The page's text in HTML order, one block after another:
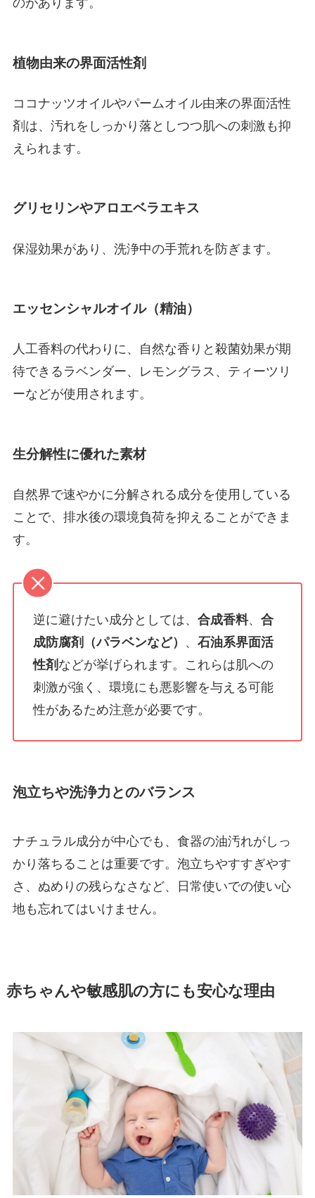
のがあります。
植物由来の界面活性剤
ココナッツオイルやパームオイル由来の界面活性
剤は、汚れをしっかり落としつつ肌への刺激も抑
えられます。
グリセリンやアロエベラエキス
保湿効果があり、洗浄中の手荒れを防ぎます。
エッセンシャルオイル（精油）
人工香料の代わりに、自然な香りと殺菌効果が期
待できるラベンダー、レモングラス、ティーツリ
ーなどが使用されます。
生分解性に優れた素材
自然界で速やかに分解される成分を使用している
ことで、排水後の環境負荷を抑えることができま
す。
逆に避けたい成分としては、 合成香料、 合
成防腐剤（パラベンなど）
、 石油系界面活
性剤 などが挙げられます。これらは肌への
刺激が強く、環境にも悪影響を与える可能
性があるため注意が必要です。
泡立ちや洗浄力とのバランス
ナチュラル成分が中心でも、食器の油汚れがしっ
かり落ちることは重要です。泡立ちやすすぎやす
さ、ぬめりの残らなさなど、日常使いでの使い心
地も忘れてはいけません。
赤ちゃんや敏感肌の方にも安心な理由